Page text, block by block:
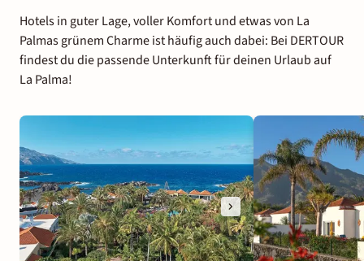
Hotels in guter Lage, voller Komfort und etwas von La
Palmas grünem Charme ist häufig auch dabei: Bei DERTOUR
findest du die passende Unterkunft für deinen Urlaub auf
La Palma!